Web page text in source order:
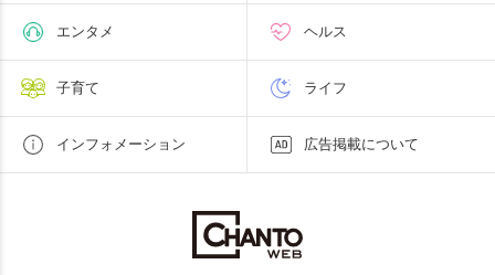
エンタメ ヘルス
子育て ライフ
インフォメーション 広告掲載について